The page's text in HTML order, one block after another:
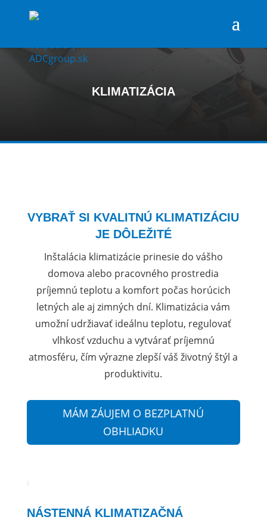
KLIMATIZÁCIA
VYBRAŤ SI KVALITNÚ KLIMATIZÁCIU
JE DÔLEŽITÉ
Inštalácia klimatizácie prinesie do vášho
domova alebo pracovného prostredia
príjemnú teplotu a komfort počas horúcich
letných ale aj zimných dní. Klimatizácia vám
umožní udržiavať ideálnu teplotu, regulovať
vlhkosť vzduchu a vytvárať príjemnú
atmosféru, čím výrazne zlepší váš životný štýl a
produktivitu.
MÁM ZÁUJEM O BEZPLATNÚ
OBHLIADKU
NÁSTENNÁ KLIMATIZAČNÁ